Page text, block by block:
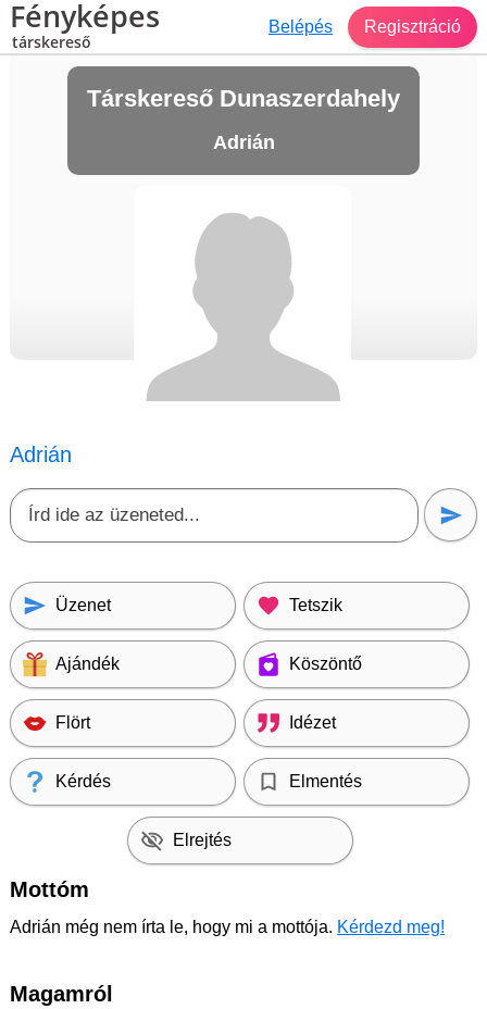
Fényképes
társkereső
Belépés Regisztráció
Társkereső Dunaszerdahely
Adrián
Adrián
Üzenet Tetszik
Ajándék Köszöntő
Flört Idézet
Kérdés Elmentés
Elrejtés
Mottóm
Adrián még nem írta le, hogy mi a mottója. Kérdezd meg!
Magamról